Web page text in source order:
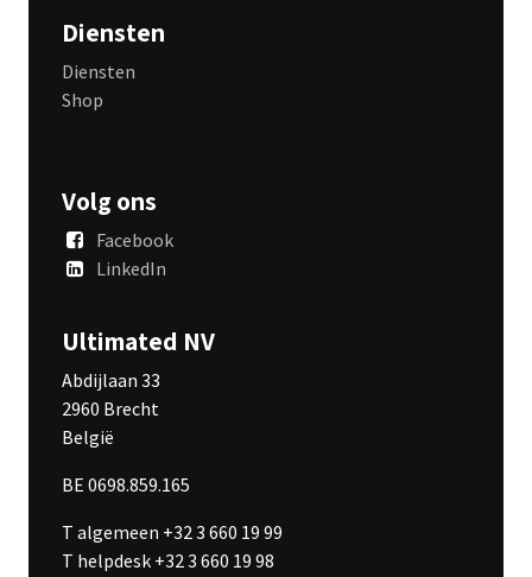
Diensten
Diensten
Shop
Volg ons
Facebook
LinkedIn
Ultimated NV
Abdijlaan 33
2960 Brecht
België
BE 0698.859.165
T algemeen +32 3 660 19 99
T helpdesk +32 3 660 19 98